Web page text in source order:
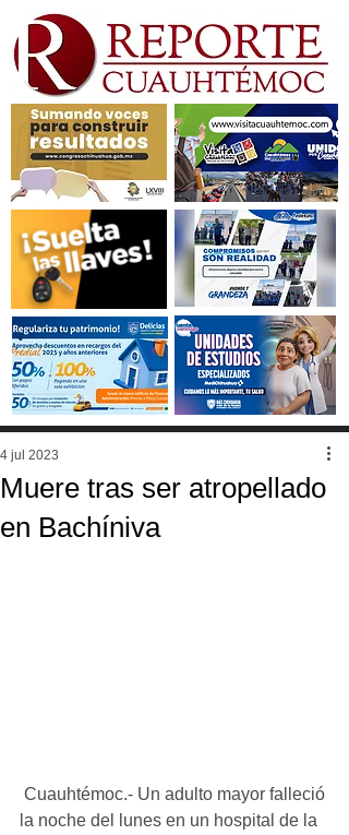
Muere tras ser atropellado
en Bachíniva
4 jul 2023
Cuauhtémoc.- Un adulto mayor falleció
la noche del lunes en un hospital de la